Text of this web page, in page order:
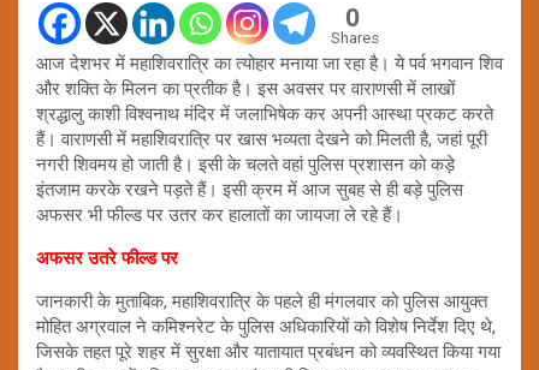
0
Shares
आज देशभर में महाशिवरात्रि का त्योहार मनाया जा रहा है। ये पर्व भगवान शिव
और शक्ति के मिलन का प्रतीक है। इस अवसर पर वाराणसी में लाखों
श्रद्धालु काशी विश्वनाथ मंदिर में जलाभिषेक कर अपनी आस्था प्रकट करते
हैं। वाराणसी में महाशिवरात्रि पर खास भव्यता देखने को मिलती है, जहां पूरी
नगरी शिवमय हो जाती है। इसी के चलते वहां पुलिस प्रशासन को कड़े
इंतजाम करके रखने पड़ते हैं। इसी क्रम में आज सुबह से ही बड़े पुलिस
अफसर भी फील्ड पर उतर कर हालातों का जायजा ले रहे हैं।
अफसर उतरे फील्ड पर
जानकारी के मुताबिक, महाशिवरात्रि के पहले ही मंगलवार को पुलिस आयुक्त
मोहित अग्रवाल ने कमिश्नरेट के पुलिस अधिकारियों को विशेष निर्देश दिए थे,
जिसके तहत पूरे शहर में सुरक्षा और यातायात प्रबंधन को व्यवस्थित किया गया